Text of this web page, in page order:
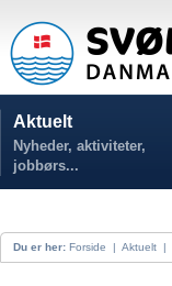
Aktuelt
Nyheder, aktiviteter,
jobbørs...
Du er her: Forside | Aktuelt |